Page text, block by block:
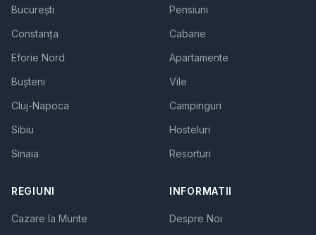
București
Constanța
Eforie Nord
Bușteni
Cluj-Napoca
Sibiu
Sinaia
Pensiuni
Cabane
Apartamente
Vile
Campinguri
Hosteluri
Resorturi
REGIUNI
Cazare la Munte
INFORMATII
Despre Noi